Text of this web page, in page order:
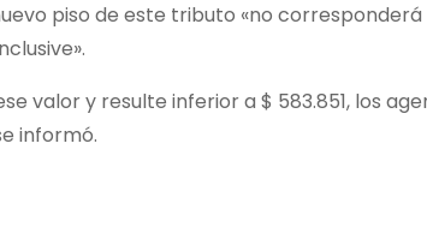
piso de este tributo «no
valor y resulte inferior a $ 583.851, los
informó.